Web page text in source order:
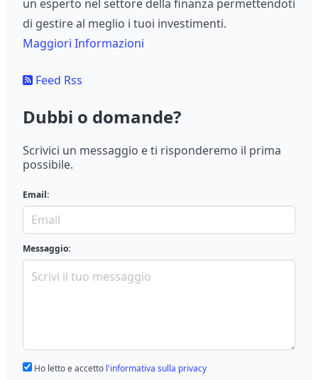
un esperto nel settore della finanza permettendoti
di gestire al meglio i tuoi investimenti.
Maggiori Informazioni
Feed Rss
Dubbi o domande?
Scrivici un messaggio e ti risponderemo il prima
possibile.
Email:
Messaggio:
Ho letto e accetto l'informativa sulla privacy